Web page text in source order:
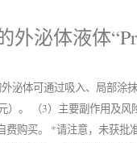
泌体液体
外泌体可通过吸入、局部
）。 （3）主要副作用及
费购买。 *请注意，未获批